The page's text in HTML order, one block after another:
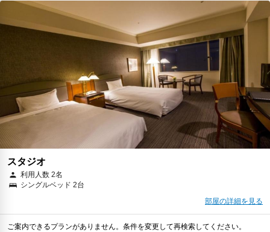
スタジオ
利用人数 2名
シングルベッド 2台
部屋の詳細を見る
ご案内できるプランがありません。条件を変更して再検索してください。